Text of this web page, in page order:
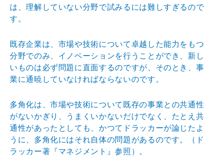
は、理解していない分野で試みるには難しすぎるので
す。
既存企業は、市場や技術について卓越した能力をもつ
分野でのみ、イノベーションを行うことができ、新し
いものは必ず問題に直面するのですが、そのとき、事
業に通暁していなければならないのです。
多角化は、市場や技術について既存の事業との共通性
がないかぎり、うまくいかないだけでなく、たとえ共
通性があったとしても、かつてドラッカーが論じたよ
うに、多角化にはそれ自体の問題があるのです。（ド
ラッカー著『マネジメント』参照）。